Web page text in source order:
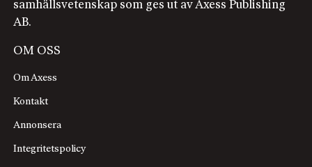
samhällsvetenskap som ges ut av Axess Publishing
AB.
OM OSS
Om Axess
Kontakt
Annonsera
Integritetspolicy